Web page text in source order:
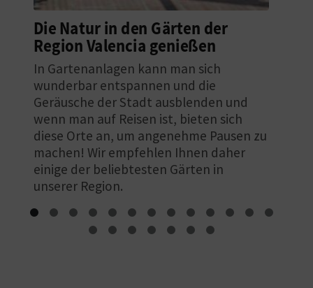
Urlaub zu Ostern: 6
Reiseziele in der Region
Valencia
Planen Sie einen Urlaub, um Ostern in
der Region Valencia zu feiern und all
unsere spektakulären Traditionen und
Feste zu erleben? Dann schlagen wir
Ihnen sechs Reiseziele vor, an denen die
Karwoche und das Osterfest auf ganz
besondere Weise gefeiert werden.